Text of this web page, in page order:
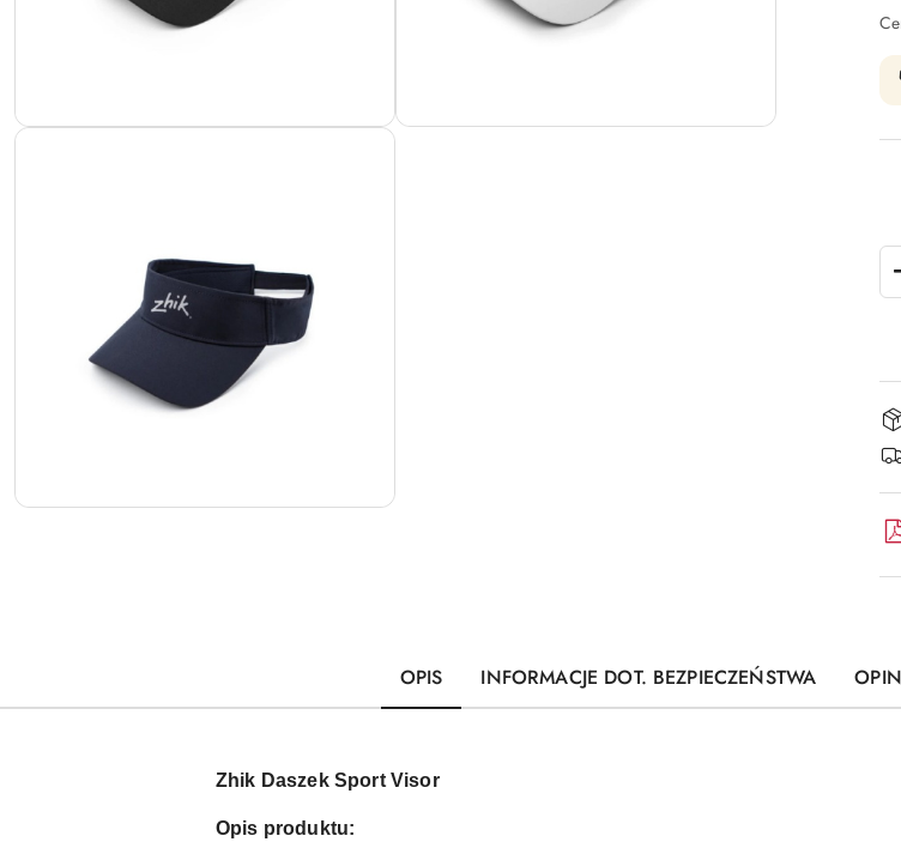
i
OPIS INFORMACJE DOT. BEZPIECZEŃSTWA
Zhik Daszek Sport Visor
Opis produktu: